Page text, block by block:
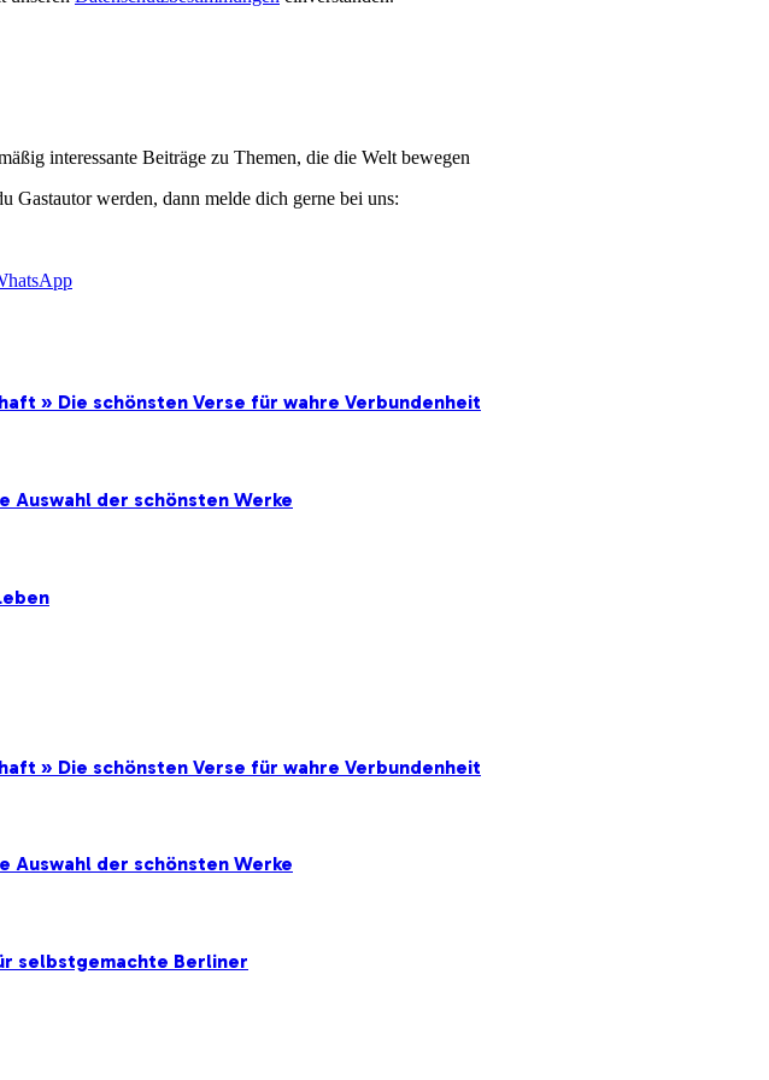
interessante Beiträge zu Themen, die die Welt bewegen
Gastautor werden, dann melde dich gerne bei uns:
» Die schönsten Verse für wahre Verbundenheit
Auswahl der schönsten Werke
» Die schönsten Verse für wahre Verbundenheit
Auswahl der schönsten Werke
selbstgemachte Berliner